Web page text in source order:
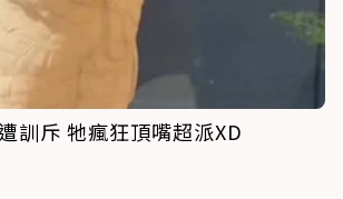
訓斥 牠瘋狂頂嘴超派XD